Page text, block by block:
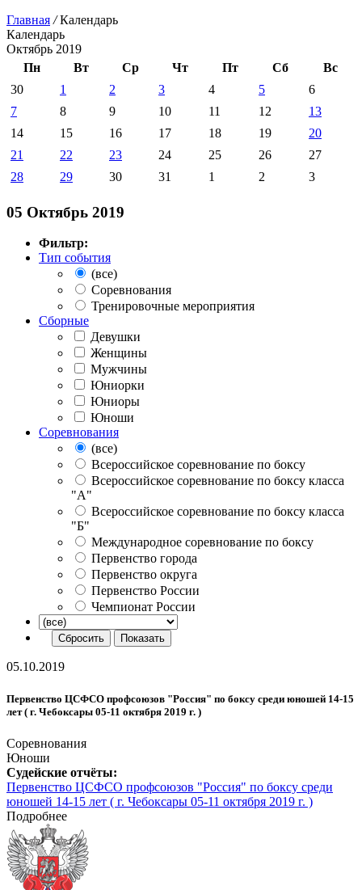
Главная /Календарь
Календарь
Октябрь 2019
Пн
Вт Ср Чт Пт Сб
Вс
30
1 2 3 4 5
6
7
8 9 10 11 12
13
14
15 16 17 18 19
20
21
22 23 24 25 26
27
28
29 30 31 1 2 3
05 Октябрь 2019
Фильтр:
Тип события
(все)
Соревнования
Тренировочные мероприятия
Сборные
Девушки
Женщины
Мужчины
Юниорки
Юниоры
Юноши
Соревнования
(все)
Всероссийское соревнование по боксу
Всероссийское соревнование по боксу класса
"А"
Всероссийское соревнование по боксу класса
"Б"
Международное соревнование по боксу
Первенство города
Первенство округа
Первенство России
Чемпионат России
05.10.2019
Первенство ЦСФСО профсоюзов "Россия" по боксу среди юношей 14-15
лет ( г. Чебоксары 05-11 октября 2019 г. )
Соревнования
Юноши
Судейские отчёты:
Первенство ЦСФСО профсоюзов "Россия" по боксу среди
юношей 14-15 лет ( г. Чебоксары 05-11 октября 2019 г. )
Подробнее